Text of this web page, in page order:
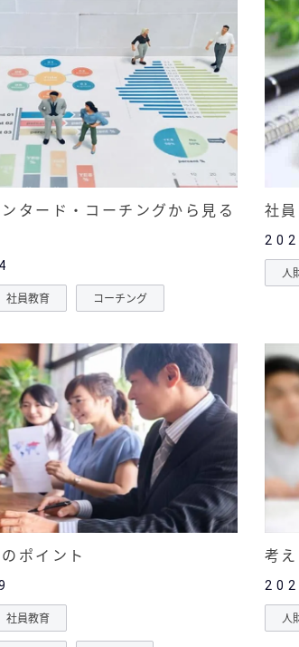
タード・コーチングから見る
社員教育 コーチング
社
人
ポイント
社員教育
考
人